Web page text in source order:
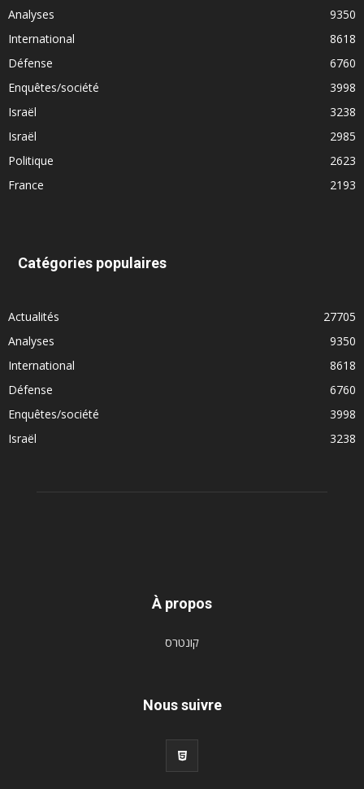
Analyses
9350
International
8618
Défense
6760
Enquêtes/société
3998
Israël
3238
Israël
2985
Politique
2623
France
2193
Catégories populaires
Actualités
27705
Analyses
9350
International
8618
Défense
6760
Enquêtes/société
3998
Israël
3238
À propos
קונטרס
Nous suivre